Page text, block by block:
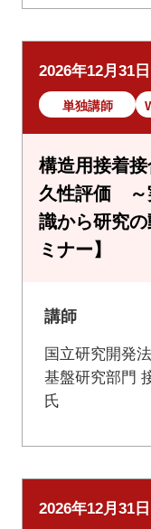
2026年12月31
単独講師
構造用接着
久性評価 ～
識から研究
ミナー】
講師
国立研究開発
基盤研究部門
氏
2026年12月31